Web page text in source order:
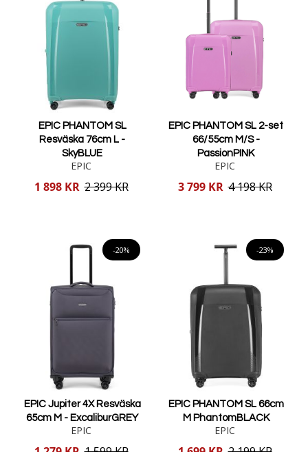
EPIC PHANTOM SL
Resväska 76cm L -
SkyBLUE
EPIC
Reducerat
1 898 KR 2 399 KR
EPIC PHANTOM SL 2-set
66/55cm M/S -
PassionPINK
EPIC
Reducerat
3 799 KR 4 198 KR
-20%
EPIC Jupiter 4X Resväska
65cm M - ExcaliburGREY
EPIC
Reducerat
-23%
EPIC PHANTOM SL 66cm
M PhantomBLACK
EPIC
Reducerat